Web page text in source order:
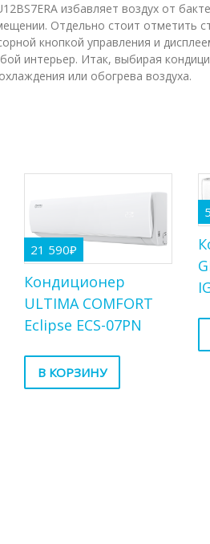
избавляет воздух от
Отдельно стоит отметить
кнопкой управления и
интерьер. Итак, выбирая
или обогрева воздуха.
21 590₽
Кондиционер
ULTIMA COMFORT
Eclipse ECS-07PN
В КОРЗИНУ